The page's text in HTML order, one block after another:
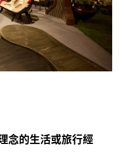
念的生活或旅行經